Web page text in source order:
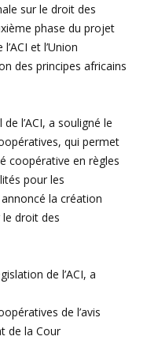
sur le droit des
phase du projet
et l’Union
des principes africains
l’ACI, a souligné le
qui permet
coopérative en règles
pour les
la création
le droit des
de l’ACI, a
de l’avis
de la Cour